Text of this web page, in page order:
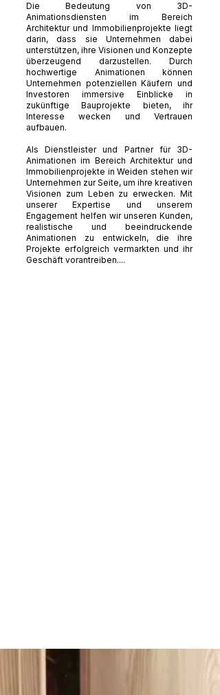
Die Bedeutung von 3D-
Animationsdiensten im Bereich
Architektur und Immobilienprojekte liegt
darin, dass sie Unternehmen dabei
unterstützen, ihre Visionen und Konzepte
überzeugend darzustellen. Durch
hochwertige Animationen können
Unternehmen potenziellen Käufern und
Investoren immersive Einblicke in
zukünftige Bauprojekte bieten, ihr
Interesse wecken und Vertrauen
aufbauen.
Als Dienstleister und Partner für 3D-
Animationen im Bereich Architektur und
Immobilienprojekte in Weiden stehen wir
Unternehmen zur Seite, um ihre kreativen
Visionen zum Leben zu erwecken. Mit
unserer Expertise und unserem
Engagement helfen wir unseren Kunden,
realistische und beeindruckende
Animationen zu entwickeln, die ihre
Projekte erfolgreich vermarkten und ihr
Geschäft vorantreiben....